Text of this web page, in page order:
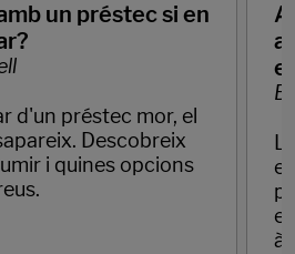
un préstec si en
d'un préstec mor, el
Descobreix
i quines opcions
el